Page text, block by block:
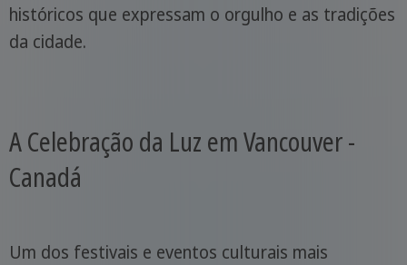
históricos que expressam o orgulho e as tradições
da cidade.
A Celebração da Luz em Vancouver -
Canadá
Um dos festivais e eventos culturais mais